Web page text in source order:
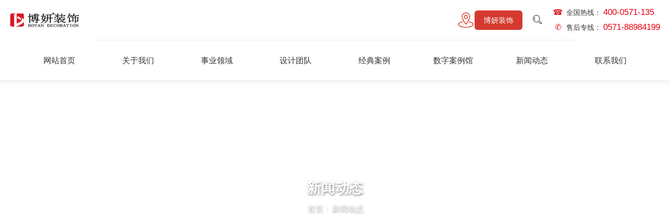
博妍装饰
☎ 全国热线： 400-0571-135
✆ 售后专线： 0571-88984199
网站首页 关于我们 事业领域 设计团队 经典案例 数字案例馆 新闻动态 联系我们
新闻动态
首页 > 新闻动态